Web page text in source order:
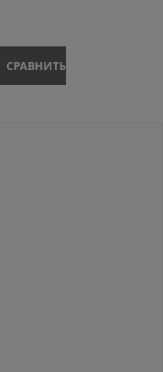
СРАВНИТЬ